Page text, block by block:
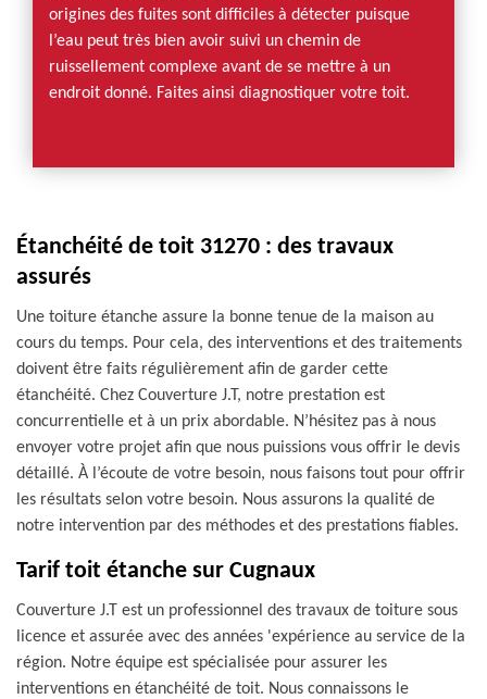
origines des fuites sont difficiles à détecter puisque
l’eau peut très bien avoir suivi un chemin de
ruissellement complexe avant de se mettre à un
endroit donné. Faites ainsi diagnostiquer votre toit.
Étanchéité de toit 31270 : des travaux
assurés
Une toiture étanche assure la bonne tenue de la maison au
cours du temps. Pour cela, des interventions et des traitements
doivent être faits régulièrement afin de garder cette
étanchéité. Chez Couverture J.T, notre prestation est
concurrentielle et à un prix abordable. N’hésitez pas à nous
envoyer votre projet afin que nous puissions vous offrir le devis
détaillé. À l’écoute de votre besoin, nous faisons tout pour offrir
les résultats selon votre besoin. Nous assurons la qualité de
notre intervention par des méthodes et des prestations fiables.
Tarif toit étanche sur Cugnaux
Couverture J.T est un professionnel des travaux de toiture sous
licence et assurée avec des années 'expérience au service de la
région. Notre équipe est spécialisée pour assurer les
interventions en étanchéité de toit. Nous connaissons le